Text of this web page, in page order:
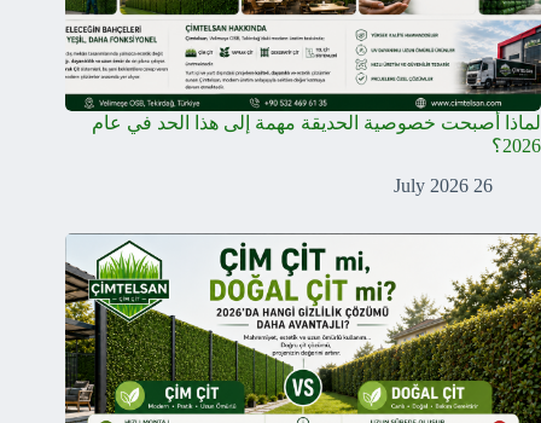
لماذا أصبحت خصوصية الحديقة مهمة إلى هذا الحد في عام
2026؟
26 July 2026